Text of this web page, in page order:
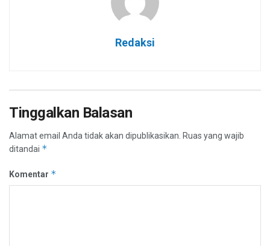
Redaksi
Tinggalkan Balasan
Alamat email Anda tidak akan dipublikasikan. Ruas yang wajib
ditandai *
Komentar *